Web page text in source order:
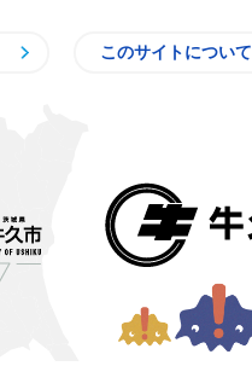
このサイトについて